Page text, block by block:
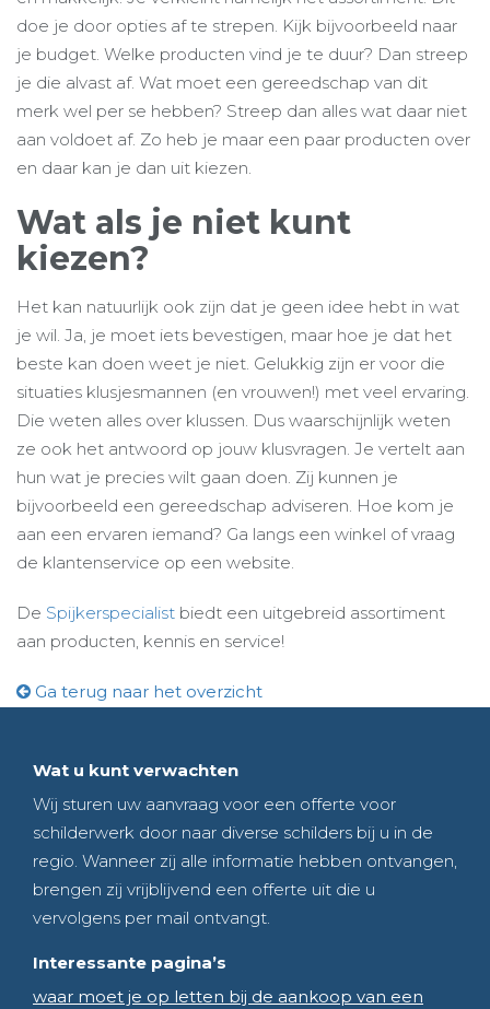
doe je door opties af te strepen. Kijk bijvoorbeeld naar
je budget. Welke producten vind je te duur? Dan streep
je die alvast af. Wat moet een gereedschap van dit
merk wel per se hebben? Streep dan alles wat daar niet
aan voldoet af. Zo heb je maar een paar producten over
en daar kan je dan uit kiezen.
Wat als je niet kunt
kiezen?
Het kan natuurlijk ook zijn dat je geen idee hebt in wat
je wil. Ja, je moet iets bevestigen, maar hoe je dat het
beste kan doen weet je niet. Gelukkig zijn er voor die
situaties klusjesmannen (en vrouwen!) met veel ervaring.
Die weten alles over klussen. Dus waarschijnlijk weten
ze ook het antwoord op jouw klusvragen. Je vertelt aan
hun wat je precies wilt gaan doen. Zij kunnen je
bijvoorbeeld een gereedschap adviseren. Hoe kom je
aan een ervaren iemand? Ga langs een winkel of vraag
de klantenservice op een website.
De Spijkerspecialist biedt een uitgebreid assortiment
aan producten, kennis en service!
Ga terug naar het overzicht
Wat u kunt verwachten
Wij sturen uw aanvraag voor een offerte voor
schilderwerk door naar diverse schilders bij u in de
regio. Wanneer zij alle informatie hebben ontvangen,
brengen zij vrijblijvend een offerte uit die u
vervolgens per mail ontvangt.
Interessante pagina’s
waar moet je op letten bij de aankoop van een